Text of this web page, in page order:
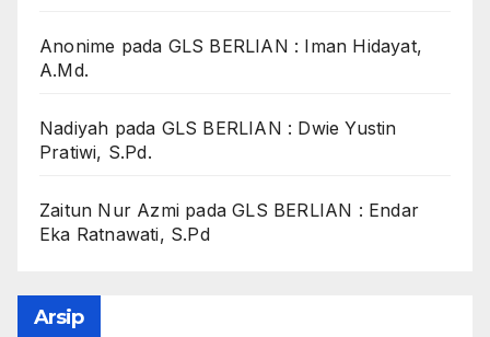
Anonime pada GLS BERLIAN : Iman Hidayat,
A.Md.
Nadiyah pada GLS BERLIAN : Dwie Yustin
Pratiwi, S.Pd.
Zaitun Nur Azmi padaGLS BERLIAN : Endar
Eka Ratnawati, S.Pd
Arsip